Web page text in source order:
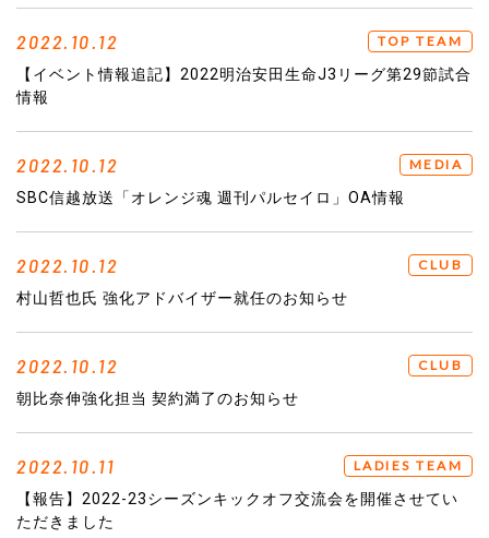
2022.10.12 TOP TEAM
【イベント情報追記】2022明治安田生命J3リーグ第29節試合
情報
2022.10.12 MEDIA
SBC信越放送「オレンジ魂 週刊パルセイロ」OA情報
2022.10.12 CLUB
村山哲也氏 強化アドバイザー就任のお知らせ
2022.10.12 CLUB
朝比奈伸強化担当 契約満了のお知らせ
2022.10.11 LADIES TEAM
【報告】2022-23シーズンキックオフ交流会を開催させてい
ただきました